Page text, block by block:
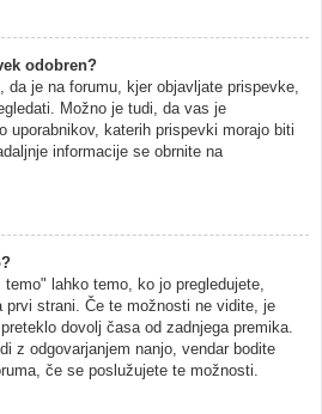
odobren?
da je na forumu, kjer objavljate prispevke,
Možno je tudi, da vas je
uporabnikov, katerih prispevki morajo biti
informacije se obrnite na
lahko temo, ko jo pregledujete,
prvi strani. Če te možnosti ne vidite, je
dovolj časa od zadnjega premika.
z odgovarjanjem nanjo, vendar bodite
če se poslužujete te možnosti.